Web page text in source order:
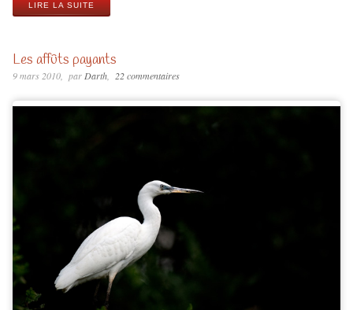
LIRE LA SUITE
Les affûts payants
9 mars 2010 parDarth 22 commentaires